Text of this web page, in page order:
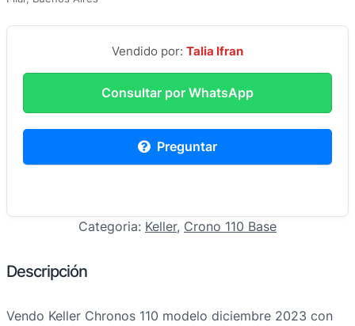
Vendido por: Talia Ifran
Consultar por WhatsApp
Preguntar
Categoria: Keller, Crono 110 Base
Descripción
Vendo Keller Chronos 110 modelo diciembre 2023 con